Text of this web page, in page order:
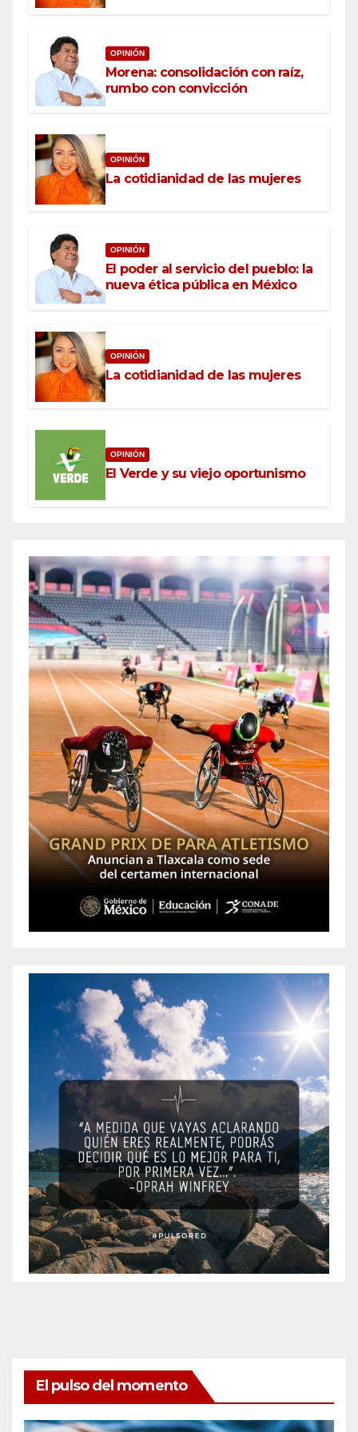
OPINIÓN
Morena: consolidación con raíz,
rumbo con convicción
OPINIÓN
La cotidianidad de las mujeres
OPINIÓN
El poder al servicio del pueblo: la
nueva ética pública en México
OPINIÓN
La cotidianidad de las mujeres
OPINIÓN
El Verde y su viejo oportunismo
El pulso del momento